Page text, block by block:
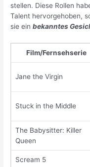
stellen. Diese Rollen
Talent hervorgehoben,
sie einbekanntes
Film/Fernsehserie
Jane the Virgin
Stuck in the Middle
The Babysitter: Killer
Queen
Scream 5